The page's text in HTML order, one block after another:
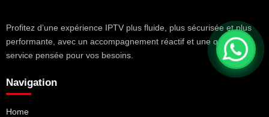
Profitez d’une expérience IPTV plus fluide, plus sécurisée et plus
performante, avec un accompagnement réactif et une qualité de
service pensée pour vos besoins.
Navigation
Home